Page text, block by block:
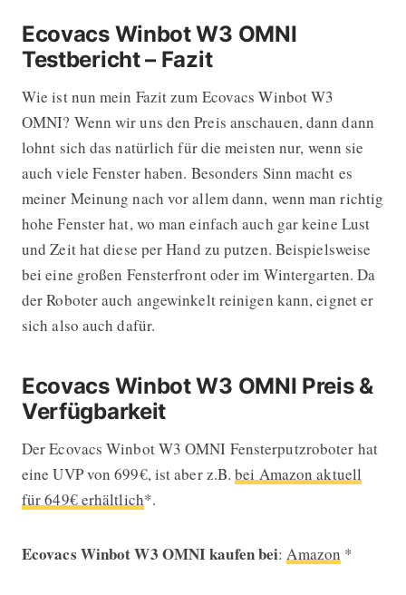
Ecovacs Winbot W3 OMNI
Testbericht – Fazit
Wie ist nun mein Fazit zum Ecovacs Winbot W3
OMNI? Wenn wir uns den Preis anschauen, dann dann
lohnt sich das natürlich für die meisten nur, wenn sie
auch viele Fenster haben. Besonders Sinn macht es
meiner Meinung nach vor allem dann, wenn man richtig
hohe Fenster hat, wo man einfach auch gar keine Lust
und Zeit hat diese per Hand zu putzen. Beispielsweise
bei eine großen Fensterfront oder im Wintergarten. Da
der Roboter auch angewinkelt reinigen kann, eignet er
sich also auch dafür.
Ecovacs Winbot W3 OMNI Preis &
Verfügbarkeit
Der Ecovacs Winbot W3 OMNI Fensterputzroboter hat
eine UVP von 699€, ist aber z.B.bei Amazon aktuell
für 649€ erhältlich*.
Ecovacs Winbot W3 OMNI kaufen bei:Amazon *